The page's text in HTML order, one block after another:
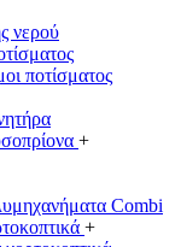
νερού
ποτίσματος
+
Combi
+